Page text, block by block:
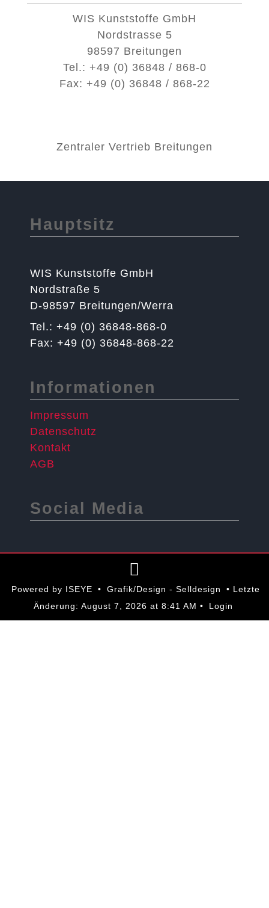
WIS Kunststoffe GmbH
Nordstrasse 5
98597 Breitungen
Tel.: +49 (0) 36848 / 868-0
Fax: +49 (0) 36848 / 868-22
Zentraler Vertrieb Breitungen
Hauptsitz
WIS Kunststoffe GmbH
Nordstraße 5
D-98597 Breitungen/Werra
Tel.: +49 (0) 36848-868-0
Fax: +49 (0) 36848-868-22
Informationen
Impressum
Datenschutz
Kontakt
AGB
Social Media
Powered by ISEYE • Grafik/Design - Selldesign • Letzte
Änderung: August 7, 2026 at 8:41 AM • Login